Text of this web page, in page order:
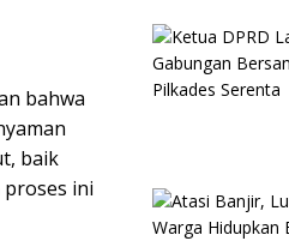
bahwa
baik
ini